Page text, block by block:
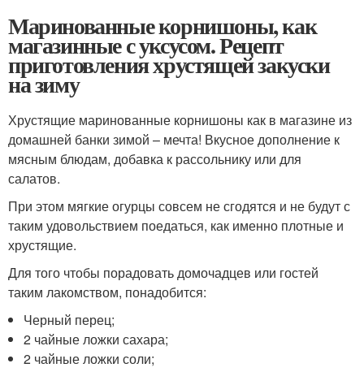
Маринованные корнишоны, как
магазинные с уксусом. Рецепт
приготовления хрустящей закуски
на зиму
Хрустящие маринованные корнишоны как в магазине из
домашней банки зимой – мечта! Вкусное дополнение к
мясным блюдам, добавка к рассольнику или для
салатов.
При этом мягкие огурцы совсем не сгодятся и не будут с
таким удовольствием поедаться, как именно плотные и
хрустящие.
Для того чтобы порадовать домочадцев или гостей
таким лакомством, понадобится:
Черный перец;
2 чайные ложки сахара;
2 чайные ложки соли;